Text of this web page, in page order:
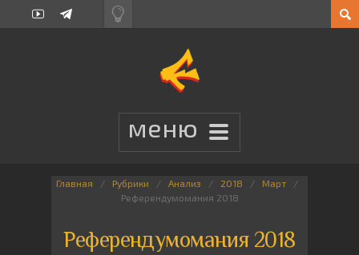
Главная Рубрики Анализ 2018
Март
Референдумомания 2018
Референдумомания 2018